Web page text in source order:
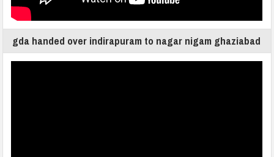
gda handed over indirapuram to nagar nigam ghaziabad